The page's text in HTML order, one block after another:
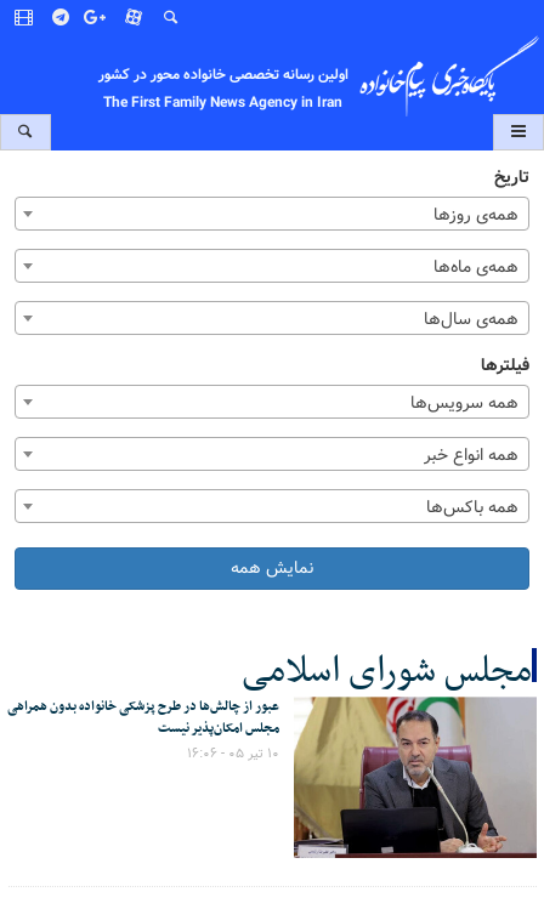
اولین رسانه تخصصی خانواده محور در کشور
The First Family News Agency in Iran
تاریخ
همه‌ی روزها
همه‌ی ماه‌ها
همه‌ی سال‌ها
فیلترها
همه سرویس‌ها
همه انواع خبر
همه باکس‌ها
نمایش همه
مجلس شورای اسلامی
عبور از چالش‌ها در طرح پزشکی خانواده بدون همراهی
مجلس امکان‌پذیر نیست
۱۰ تیر ۰۵ - ۱۶:۰۶